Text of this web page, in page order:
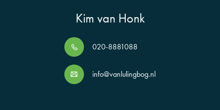
Kim van Honk
020-8881088
info@vanlulingbog.nl